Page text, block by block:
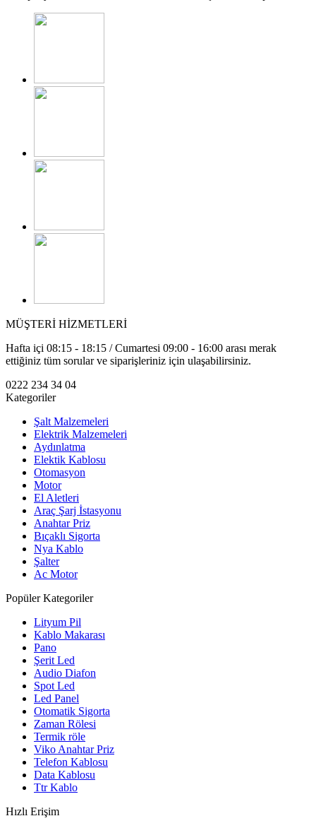
MÜŞTERİ HİZMETLERİ
Hafta içi 08:15 - 18:15 / Cumartesi 09:00 - 16:00 arası merak
ettiğiniz tüm sorular ve siparişleriniz için ulaşabilirsiniz.
0222 234 34 04
Kategoriler
Şalt Malzemeleri
Elektrik Malzemeleri
Aydınlatma
Elektik Kablosu
Otomasyon
Motor
El Aletleri
Araç Şarj İstasyonu
Anahtar Priz
Bıçaklı Sigorta
Nya Kablo
Şalter
Ac Motor
Popüler Kategoriler
Lityum Pil
Kablo Makarası
Pano
Şerit Led
Audio Diafon
Spot Led
Led Panel
Otomatik Sigorta
Zaman Rölesi
Termik röle
Viko Anahtar Priz
Telefon Kablosu
Data Kablosu
Ttr Kablo
Hızlı Erişim